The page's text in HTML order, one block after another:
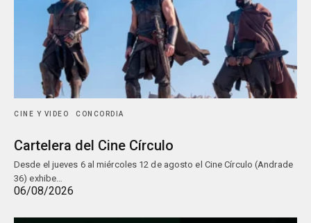
CINE Y VIDEO CONCORDIA
Cartelera del Cine Círculo
Desde el jueves 6 al miércoles 12 de agosto el Cine Círculo (Andrade
36) exhibe…
06/08/2026